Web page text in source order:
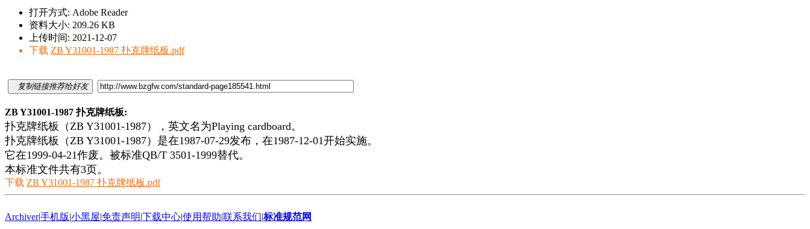
打开方式: Adobe Reader
资料大小: 209.26 KB
上传时间: 2021-12-07
下载 ZB Y31001-1987 扑克牌纸板.pdf
复制链接推荐给好友
ZB Y31001-1987 扑克牌纸板:
扑克牌纸板（ZB Y31001-1987），英文名为Playing cardboard。
扑克牌纸板（ZB Y31001-1987）是在1987-07-29发布，在1987-12-01开始实施。
它在1999-04-21作废。被标准QB/T 3501-1999替代。
本标准文件共有3页。
下载 ZB Y31001-1987 扑克牌纸板.pdf
Archiver|手机版|小黑屋|免责声明|下载中心|使用帮助|联系我们|标准规范网